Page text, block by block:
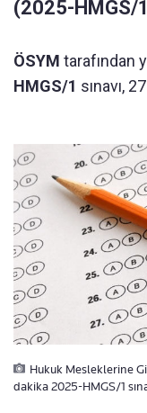
(2025-HMGS/
ÖSYM tarafından
HMGS/1 sınavı,
Hukuk Mesleklerine
dakika 2025-HMGS/1